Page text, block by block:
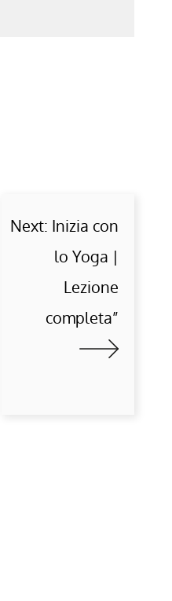
Next: Inizia con
lo Yoga |
Lezione
completa”